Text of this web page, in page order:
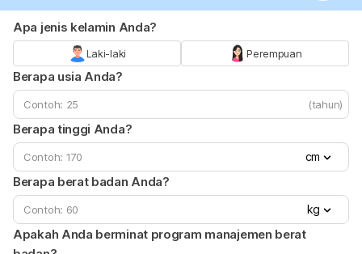
Apa jenis kelamin Anda?
Laki-laki Perempuan
Berapa usia Anda?
(tahun)
Berapa tinggi Anda?
cm
Berapa berat badan Anda?
kg
Apakah Anda berminat program manajemen berat